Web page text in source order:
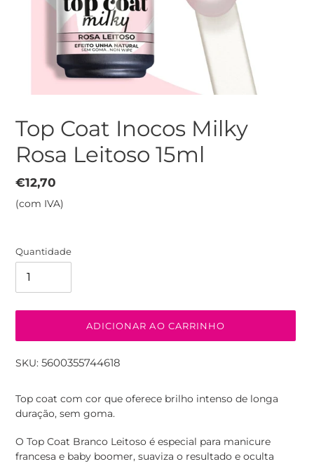
Top Coat Inocos Milky
Rosa Leitoso 15ml
Preço
normal
€12,70
(com IVA)
Quantidade
ADICIONAR AO CARRINHO
SKU: 5600355744618
produto
ao
seu
carrinho
Top coat com cor que oferece brilho intenso de longa
duração, sem goma.
O Top Coat Branco Leitoso é especial para manicure
francesa e baby boomer, suaviza o resultado e oculta